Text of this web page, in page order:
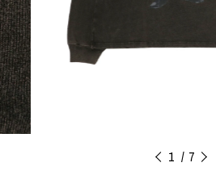
1 7